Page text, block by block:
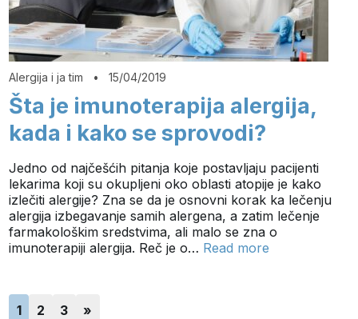
Alergija i ja tim •15/04/2019
Šta je imunoterapija alergija,
kada i kako se sprovodi?
Jedno od najčešćih pitanja koje postavljaju pacijenti
lekarima koji su okupljeni oko oblasti atopije je kako
izlečiti alergije? Zna se da je osnovni korak ka lečenju
alergija izbegavanje samih alergena, a zatim lečenje
farmakološkim sredstvima, ali malo se zna o
imunoterapiji alergija. Reč je o… Read more
1 2 3 »